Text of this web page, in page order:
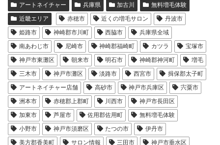
アートネイチャー 兵庫県 加古川
無料増毛体験
近畿エリア
赤穂市 近くの増毛サロン
丹波市
姫路市
神崎郡市川町 西脇市
兵庫県全域
南あわじ市
尼崎市 神崎郡福崎町 カツラ
宝塚市
神戸市東灘区
朝来市 明石市 神崎郡神河町
増毛
三木市
神戸市灘区 淡路市 西宮市
揖保郡太子町
アートネイチャー店舗
高砂市 神戸市兵庫区
宍粟市
洲本市
赤穂郡上郡町 川西市
神戸市長田区
加東市
芦屋市 佐用郡佐用町
無料増毛体験
小野市
神戸市須磨区 たつの市
伊丹市
美方郡香美町
サロン情報 三田市
神戸市垂水区